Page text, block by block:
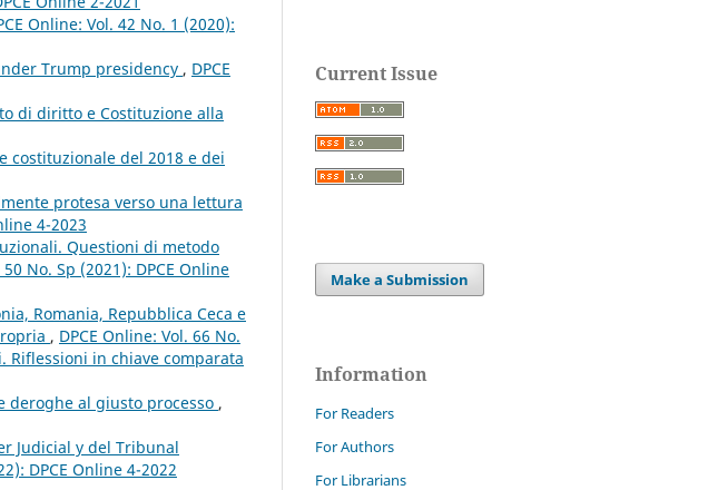
Online: Vol. 42 No. 1 (2020):
Trump presidency , DPCE
di diritto e Costituzione alla
costituzionale del 2018 e dei
protesa verso una lettura
4-2023
Questioni di metodo
No. Sp (2021): DPCE Online
Romania, Repubblica Ceca e
, DPCE Online: Vol. 66 No.
Riflessioni in chiave comparata
deroghe al giusto processo ,
Judicial y del Tribunal
DPCE Online 4-2022
Current Issue
Make a Submission
Information
For Readers
For Authors
For Librarians